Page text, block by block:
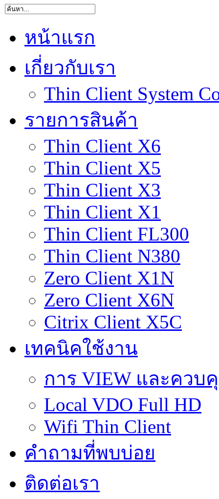
หน้าแรก
เกี่ยวกับเรา
Thin Client System
รายการสินค้า
Thin Client X6
Thin Client X5
Thin Client X3
Thin Client X1
Thin Client FL300
Thin Client N380
Zero Client X1N
Zero Client X6N
Citrix Client X5C
เทคนิคใช้งาน
การ VIEW และควบ
Local VDO Full HD
Wifi Thin Client
คำถามที่พบบ่อย
ติดต่อเรา